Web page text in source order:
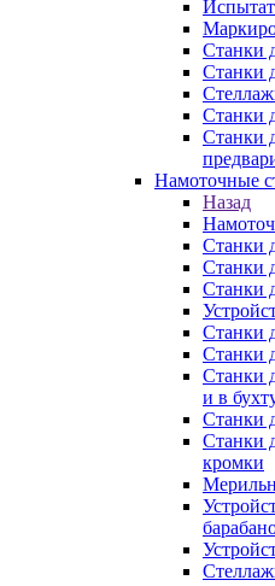
Станки
Станки
Станки
Станки
Намоточные
Назад
Станки
Станки
Станки
Станки
Станки
Станки
и в
Станки
Станки
кромки